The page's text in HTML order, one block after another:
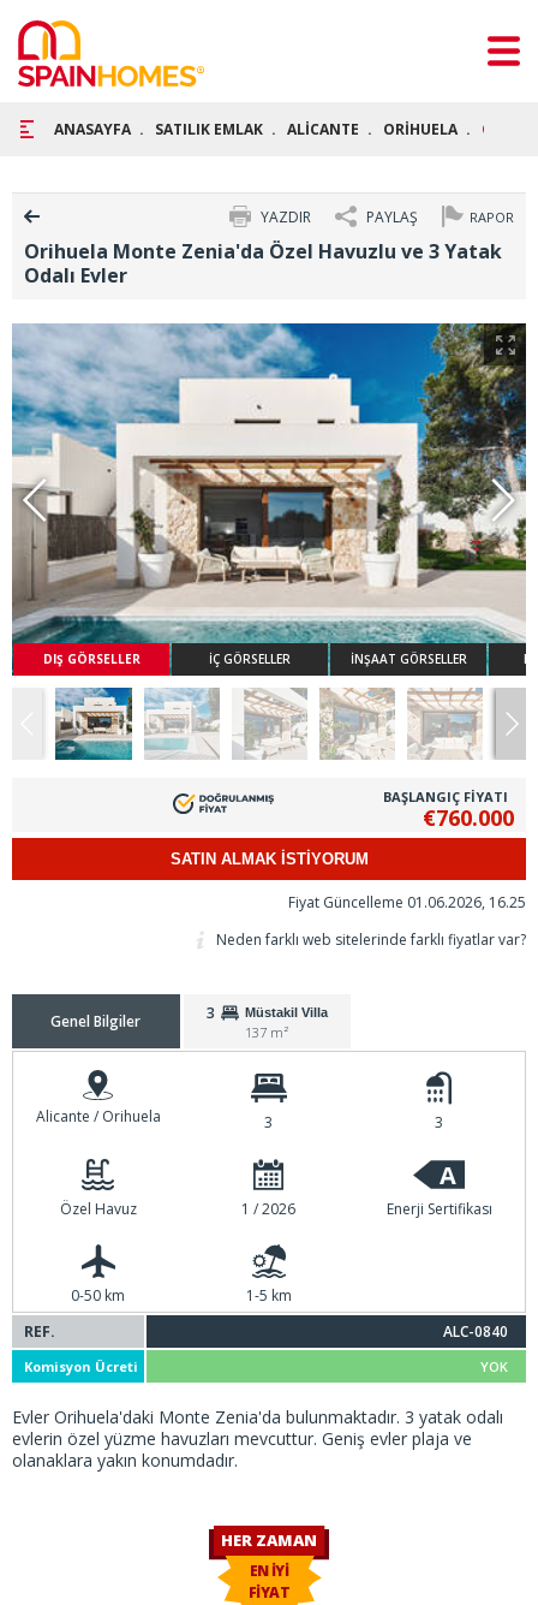
ANASAYFA SATILIK EMLAK ALİCANTE ORİHUELA
RAPOR
PAYLAŞ
YAZDIR
Orihuela Monte Zenia'da Özel Havuzlu ve 3 Yatak
Odalı Evler
DIŞ GÖRSELLER İÇ GÖRSELLER İNŞAAT GÖRSELLER
BAŞLANGIÇ FİYATI
€760.000
SATIN ALMAK İSTİYORUM
Fiyat Güncelleme 01.06.2026, 16.25
Neden farklı web sitelerinde farklı fiyatlar var?
Genel Bilgiler 3 Müstakil Villa
137 m²
Alicante / Orihuela 3 3
Özel Havuz 1 / 2026
A
Enerji Sertifikası
0-50 km
1-5 km
REF.
ALC-0840
Komisyon Ücreti YOK
Evler Orihuela'daki Monte Zenia'da bulunmaktadır. 3 yatak odalı
evlerin özel yüzme havuzları mevcuttur. Geniş evler plaja ve
olanaklara yakın konumdadır.
HER ZAMAN
EN İYİ
FİYAT